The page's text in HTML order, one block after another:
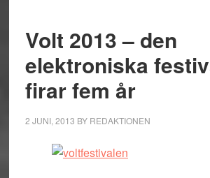
Volt 2013 – den
elektroniska
firar fem år
2 JUNI, 2013 BY REDAKTIONEN